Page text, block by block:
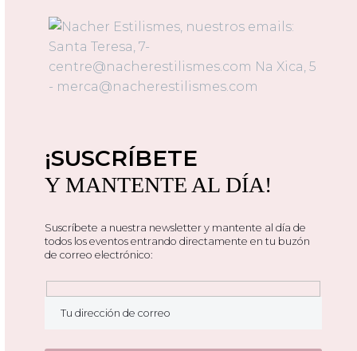
¡SUSCRÍBETE
Y MANTENTE AL DÍA!
Suscríbete a nuestra newsletter y mantente al día de
todos los eventos entrando directamente en tu buzón
de correo electrónico:
Hidden
fields